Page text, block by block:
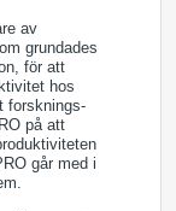
av
grundades
för att
hos
forsknings-
på att
går med i